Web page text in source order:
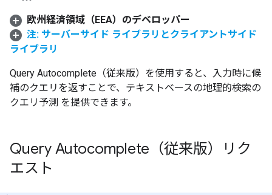
欧州経済領域（EEA）のデベロッパー
注: サーバーサイド ライブラリとクライアントサイド
ライブラリ
Query Autocomplete（従来版）を使用すると、入力時に候
補のクエリを返すことで、テキストベースの地理的検索の
クエリ予測 を提供できます。
Query Autocomplete（従来版）リク
エスト